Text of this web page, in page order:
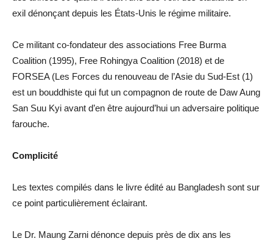
exil dénonçant depuis les États-Unis le régime militaire.
Ce militant co-fondateur des associations Free Burma
Coalition (1995), Free Rohingya Coalition (2018) et de
FORSEA (Les Forces du renouveau de l’Asie du Sud-Est (1)
est un bouddhiste qui fut un compagnon de route de Daw Aung
San Suu Kyi avant d’en être aujourd’hui un adversaire politique
farouche.
Complicité
Les textes compilés dans le livre édité au Bangladesh sont sur
ce point particulièrement éclairant.
Le Dr. Maung Zarni dénonce depuis près de dix ans les